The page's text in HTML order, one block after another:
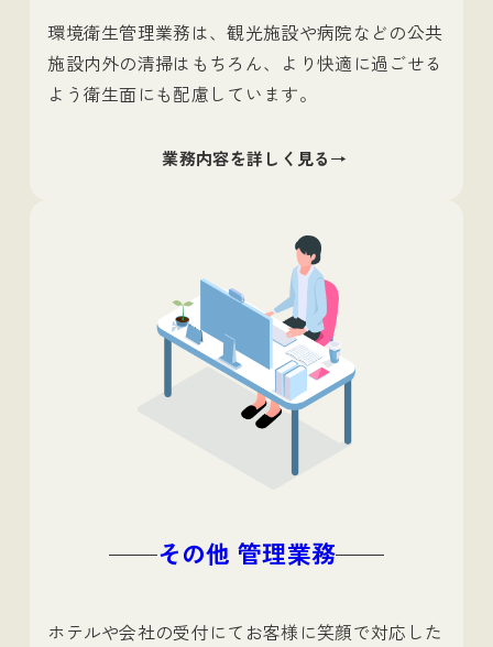
環境衛生管理業務は、観光施設や病院などの公共
施設内外の清掃はもちろん、より快適に過ごせる
よう衛生面にも配慮しています。
業務内容を詳しく見る
その他 管理業務
ホテルや会社の受付にてお客様に笑顔で対応した